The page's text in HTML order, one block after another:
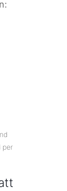
per